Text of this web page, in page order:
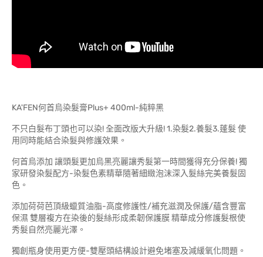
KA'FEN何首烏染髮膏Plus+ 400ml-純粹黑
不只白髮布丁頭也可以染! 全面改版大升級! 1.染髮2.養髮3.蓬髮 使
用同時能結合染髮與修護效果。
何首烏添加 讓頭髮更加烏黑亮麗讓秀髮第一時間獲得充分保養! 獨
家研發染髮配方-染髮色素精華隨著細緻泡沫深入髮絲完美養髮固
色。
添加荷荷芭頂級蠟質油脂-高度修護性/補充滋潤及保護/蘊含豐富
保濕 雙層複方在染後的髮絲形成柔韌保護膜 精華成分修護髮根使
秀髮自然亮麗光澤。
獨創瓶身使用更方便-雙壓頭結構設計避免堵塞及減緩氧化問題。